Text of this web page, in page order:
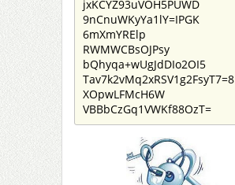
jxKCYZ93uVOH5PUWD
9nCnuWKyYa1lY=IPGK
6mXmYRElp
RWMWCBsOJPsy
bQhyqa+wUgJdDIo2OI5
Tav7k2vMq2xRSV1g2FsyT7=8
XOpwLFMcH6W
VBBbCzGq1VWKf88OzT=